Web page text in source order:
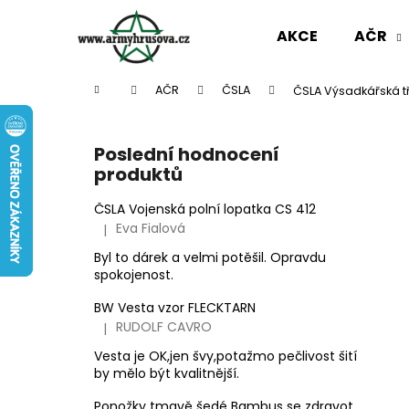
AKCE AČR
Domů AČR ČSLA ČSLA Výsadkářská
Poslední hodnocení
produktů
ČSLA Vojenská polní lopatka CS 412
Hodnocení produktu je 5 z 5 hvězdiček.
| Eva Fialová
Byl to dárek a velmi potěšil. Opravdu
spokojenost.
BW Vesta vzor FLECKTARN
Hodnocení produktu je 3 z 5 hvězdiček.
| RUDOLF CAVRO
Vesta je OK,jen švy,potažmo pečlivost šití
by mělo být kvalitnější.
k
Zpět
Zpět